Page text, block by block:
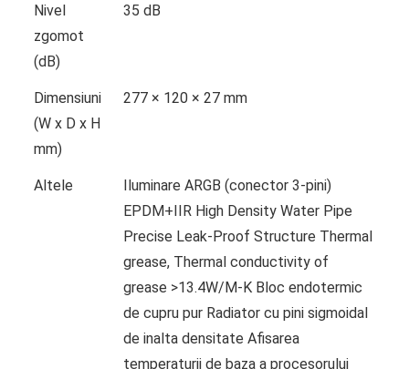
Nivel
zgomot
(dB)
35 dB
Dimensiuni
(W x D x H
mm)
277 × 120 × 27 mm
Altele
Iluminare ARGB (conector 3-pini)
EPDM+IIR High Density Water Pipe
Precise Leak-Proof Structure Thermal
grease, Thermal conductivity of
grease >13.4W/M-K Bloc endotermic
de cupru pur Radiator cu pini sigmoidal
de inalta densitate Afisarea
temperaturii de baza a procesorului